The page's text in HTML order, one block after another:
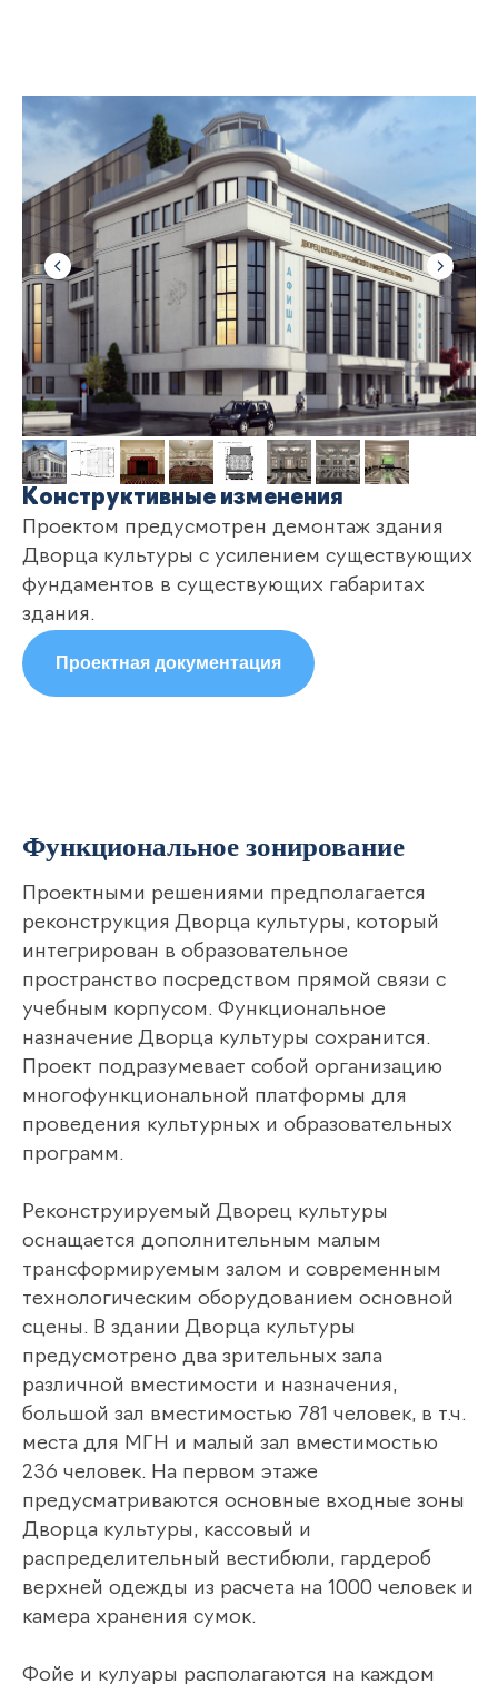
Конструктивные изменения
Проектом предусмотрен демонтаж здания
Дворца культуры с усилением существующих
фундаментов в существующих габаритах
здания.
Проектная документация
Функциональное зонирование
Проектными решениями предполагается
реконструкция Дворца культуры, который
интегрирован в образовательное
пространство посредством прямой связи с
учебным корпусом. Функциональное
назначение Дворца культуры сохранится.
Проект подразумевает собой организацию
многофункциональной платформы для
проведения культурных и образовательных
программ.
Реконструируемый Дворец культуры
оснащается дополнительным малым
трансформируемым залом и современным
технологическим оборудованием основной
сцены. В здании Дворца культуры
предусмотрено два зрительных зала
различной вместимости и назначения,
большой зал вместимостью 781 человек, в т.ч.
места для МГН и малый зал вместимостью
236 человек. На первом этаже
предусматриваются основные входные зоны
Дворца культуры, кассовый и
распределительный вестибюли, гардероб
верхней одежды из расчета на 1000 человек и
камера хранения сумок.
Фойе и кулуары располагаются на каждом